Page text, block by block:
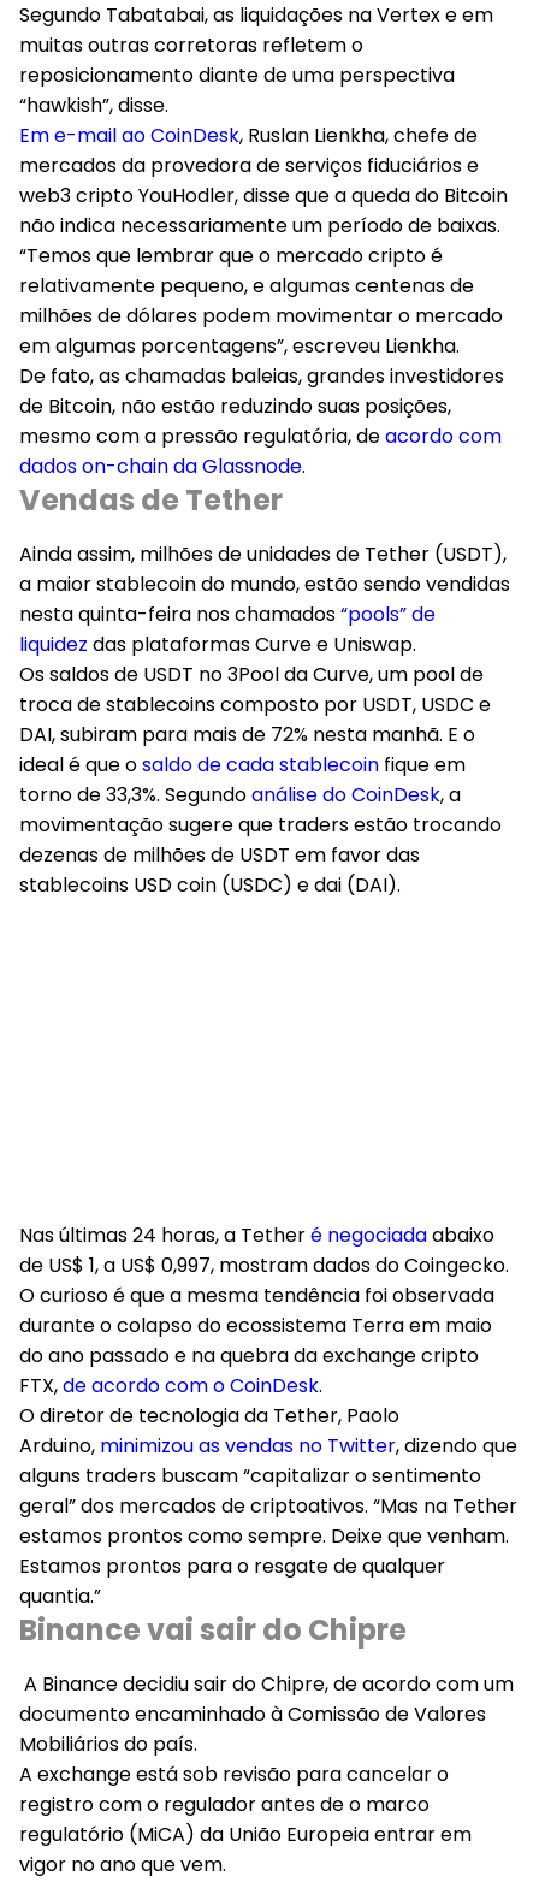
Segundo Tabatabai, as liquidações na Vertex e em
muitas outras corretoras refletem o
reposicionamento diante de uma perspectiva
“hawkish”, disse.
Em e-mail ao CoinDesk, Ruslan Lienkha, chefe de
mercados da provedora de serviços fiduciários e
web3 cripto YouHodler, disse que a queda do Bitcoin
não indica necessariamente um período de baixas.
“Temos que lembrar que o mercado cripto é
relativamente pequeno, e algumas centenas de
milhões de dólares podem movimentar o mercado
em algumas porcentagens”, escreveu Lienkha.
De fato, as chamadas baleias, grandes investidores
de Bitcoin, não estão reduzindo suas posições,
mesmo com a pressão regulatória, deacordo com
dados on-chain da Glassnode.
Vendas de Tether
Ainda assim, milhões de unidades de Tether (USDT),
a maior stablecoin do mundo, estão sendo vendidas
nesta quinta-feira nos chamados“pools” de
liquidez das plataformas Curve e Uniswap.
Os saldos de USDT no 3Pool da Curve, um pool de
troca de stablecoins composto por USDT, USDC e
DAI, subiram para mais de 72% nesta manhã. E o
ideal é que osaldo de cada stablecoin fique em
torno de 33,3%. Segundoanálise do CoinDesk, a
movimentação sugere que traders estão trocando
dezenas de milhões de USDT em favor das
stablecoins USD coin (USDC) e dai (DAI).
Nas últimas 24 horas, a Tetheré negociadaabaixo
de US$ 1, a US$ 0,997, mostram dados do Coingecko.
O curioso é que a mesma tendência foi observada
durante o colapso do ecossistema Terra em maio
do ano passado e na quebra da exchange cripto
FTX,de acordo com o CoinDesk.
O diretor de tecnologia da Tether, Paolo
Arduino, minimizou as vendas no Twitter, dizendo que
alguns traders buscam “capitalizar o sentimento
geral” dos mercados de criptoativos. “Mas na Tether
estamos prontos como sempre. Deixe que venham.
Estamos prontos para o resgate de qualquer
quantia.”
Binance vai sair do Chipre
A Binance decidiu sair do Chipre, de acordo com um
documento encaminhado à Comissão de Valores
Mobiliários do país.
A exchange está sob revisão para cancelar o
registro com o regulador antes de o marco
regulatório (MiCA) da União Europeia entrar em
vigor no ano que vem.